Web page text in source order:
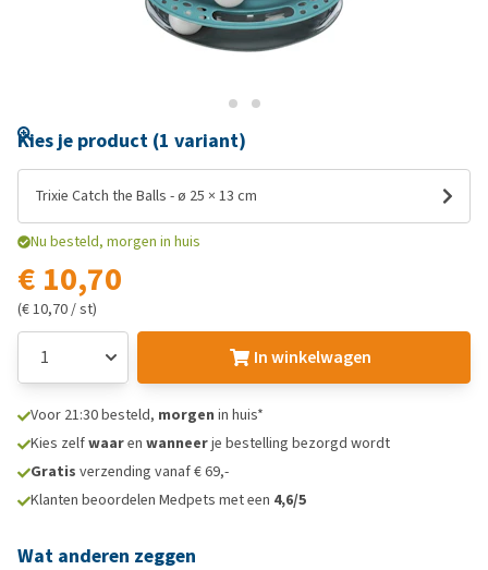
Kies je product (1 variant)
Trixie Catch the Balls - ø 25 × 13 cm
Nu besteld, morgen in huis
€ 10,70
(€ 10,70 / st)
In winkelwagen
Voor 21:30 besteld, morgen in huis*
Kies zelfwaaren wanneerje bestelling bezorgd wordt
Gratis verzending vanaf € 69,-
Klanten beoordelen Medpets met een 4,6/5
Wat anderen zeggen